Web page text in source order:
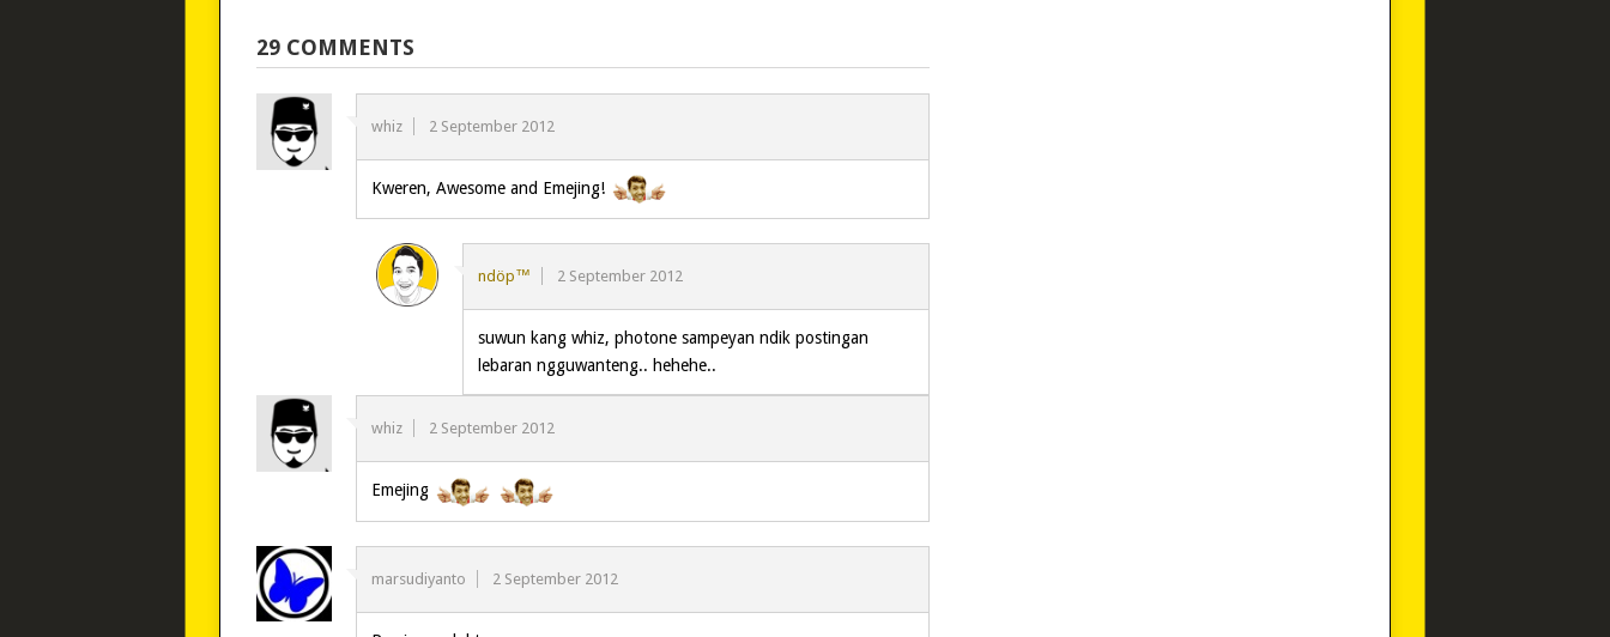
29 COMMENTS
whiz 2 September 2012
Kweren, Awesome and Emejing!
ndöp™ 2 September 2012
suwun kang whiz, photone sampeyan ndik postingan
lebaran ngguwanteng.. hehehe..
whiz 2 September 2012
Emejing
marsudiyanto 2 September 2012